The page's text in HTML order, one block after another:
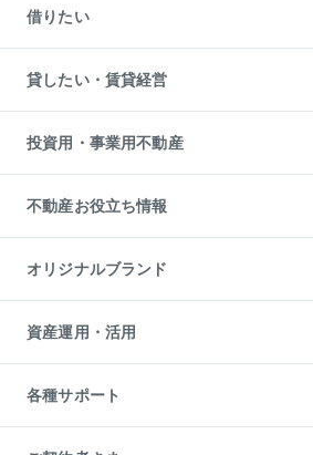
中古一戸建ての購入
不動産購入の流れ
注目キーワード物件特集
購入ガイド
English 繁体中文簡体中文
一戸建ての売却・査定
土地の売却・査定
スピードAI査定
不動産査定について
不動産売却の流れ
不動産買換えの流れ
売却ガイド
借りたい
オフィス・店舗の賃貸
借りるときの流れ
借りるガイド
貸したい・賃貸経営
マンション賃料データ
賃貸管理プラン
リロケーションについて
貸すガイド
投資用・事業用不動産
事業用不動産
マンション投資
投資用マンション
アパート経営
収益物件
ビル購入（ビル一棟）
投資用不動産の売却査定
事業用不動産の売却査定
不動産お役立ち情報
マンションライブラリー
人気マンションランキング
暮らしに役立つ不動産メディア
不動産相場・不動産価格情報
不動産コラム・ニュース
不動産用語集
不動産なんでもネット相談室
住まいの税金
オリジナルブランド
一棟リノベーションマンション
L`GENTE（ルジェンテ）
区分リノベーションマンション
投資用一棟レジデンスWELL
不動産小口投資
LEGACIA（レガシア）
資産運用・活用
不動産M&A
アセットマネジメント・出資
各種サポート